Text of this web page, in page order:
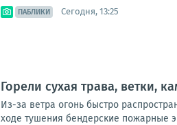
ПАБЛИКИ Сегодня, 13:25
Горели сухая трава, ветки,
Из-за ветра огонь быстро
ходе тушения бендерские пожарные